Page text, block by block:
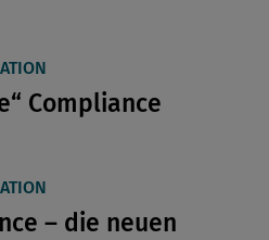
Compliance
– die neuen